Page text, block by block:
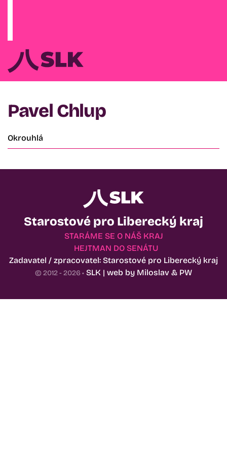
Pavel Chlup
Okrouhlá
Starostové pro Liberecký kraj
STARÁME SE O NÁŠ KRAJ
HEJTMAN DO SENÁTU
Zadavatel / zpracovatel: Starostové pro Liberecký kraj
© 2012 - 2026 • SLK | web by Miloslav & PW